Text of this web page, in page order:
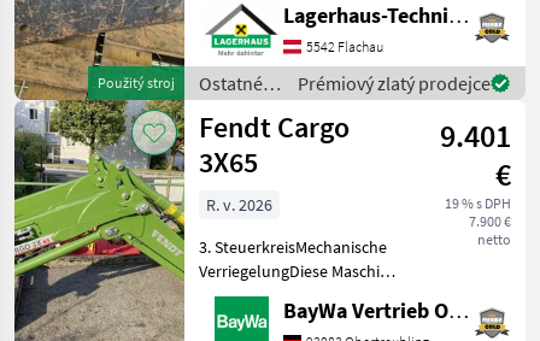
Použitý stroj
Ihren Besuch
bekanntzugeben, um
ausreichend Zeit für die
Beratung
Lagerhaus-Technik Flachau
5542 Flachau
Ostatné
traktorové
komponenty
/ Hauer
Prémiový zlatý prodejce
Fendt Cargo
3X65
9.401
€
19 % s DPH
7.900 €
netto
R. v. 2026
3. SteuerkreisMechanische
VerriegelungDiese Maschine
steht an unserem BayWa
Standort in DE - 94107
BayWa Vertrieb Obertraubling